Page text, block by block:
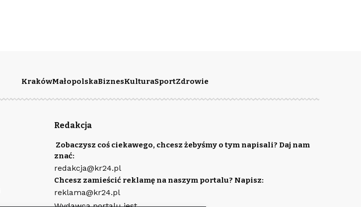
KrakówMałopolskaBiznesKulturaSportZdrowie
Redakcja
Zobaczysz coś ciekawego, chcesz żebyśmy o tym napisali? Daj nam
znać:
redakcja@kr24.pl
Chcesz zamieścić reklamę na naszym portalu? Napisz:
reklama@kr24.pl